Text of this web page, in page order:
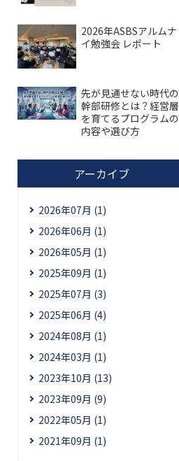
2026年ASBSアルムナ
イ勉強会 レポート
先が見通せない時代の
幹部研修とは？経営層
を育てるプログラムの
内容や選び方
アーカイブ
2026年07月 (1)
2026年06月 (1)
2026年05月 (1)
2025年09月 (1)
2025年07月 (3)
2025年06月 (4)
2024年08月 (1)
2024年03月 (1)
2023年10月 (13)
2023年09月 (9)
2022年05月 (1)
2021年09月 (1)